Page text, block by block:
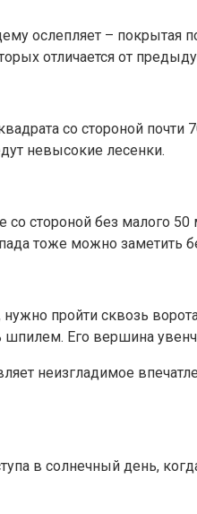
ослепляет – покрытая
отличается от
со стороной
невысокие лесенки.
со стороной без малого
тоже можно заметить
нужно пройти сквозь
Его вершина
неизгладимое
в солнечный день,